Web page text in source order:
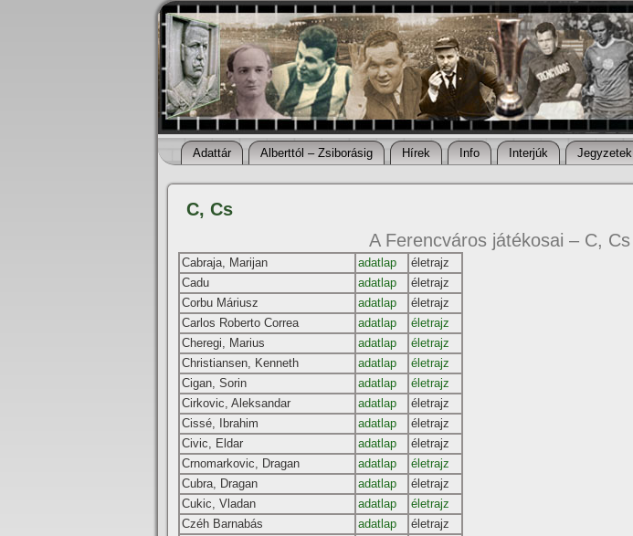
Adattár Alberttól – Zsiborásig Hí­rek Info Interjúk Jegyzetek
C, Cs
A Ferencváros játékosai – C, Cs
Cabraja, Marijan adatlap
életrajz
Cadu
adatlap
életrajz
Corbu Máriusz
adatlap
életrajz
Carlos Roberto Correa
adatlap
életrajz
Cheregi, Marius
adatlap
életrajz
Christiansen, Kenneth
adatlap
életrajz
Cigan, Sorin
adatlap
életrajz
Cirkovic, Aleksandar
adatlap
életrajz
Cissé, Ibrahim
adatlap
életrajz
Civic, Eldar
adatlap
életrajz
Crnomarkovic, Dragan
adatlap
életrajz
Cubra, Dragan
adatlap
életrajz
Cukic, Vladan
adatlap
életrajz
Czéh Barnabás
adatlap
életrajz